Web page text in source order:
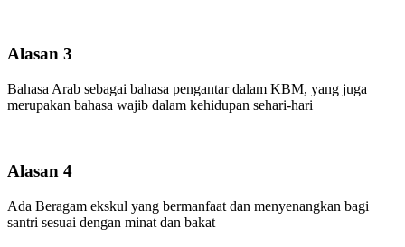
Alasan 3
Bahasa Arab sebagai bahasa pengantar dalam KBM, yang juga
merupakan bahasa wajib dalam kehidupan sehari-hari
Alasan 4
Ada Beragam ekskul yang bermanfaat dan menyenangkan bagi
santri sesuai dengan minat dan bakat